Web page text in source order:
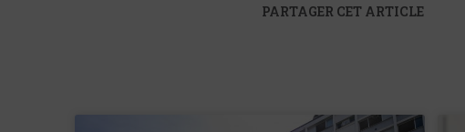
PARTAGER CET ARTICLE